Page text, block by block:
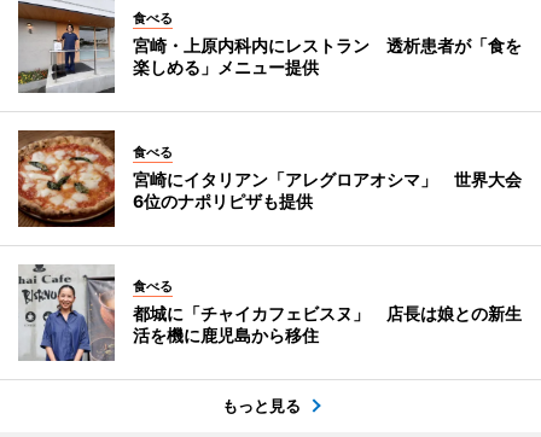
食べる
宮崎・上原内科内にレストラン 透析患者が「食を
楽しめる」メニュー提供
食べる
宮崎にイタリアン「アレグロアオシマ」 世界大会
6位のナポリピザも提供
食べる
都城に「チャイカフェビスヌ」 店長は娘との新生
活を機に鹿児島から移住
もっと見る